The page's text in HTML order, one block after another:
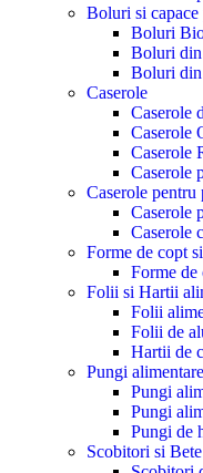
Boluri si capace
Boluri
Boluri din
Boluri din
Caserole
Caserole
Caserole
Caserole
Caserole
Caserole pentru
Caserole
Caserole
Forme de copt
Forme de
Folii si Hartii
Folii
Folii de
Hartii de
Pungi
Pungi
Pungi
Pungi de
Scobitori si